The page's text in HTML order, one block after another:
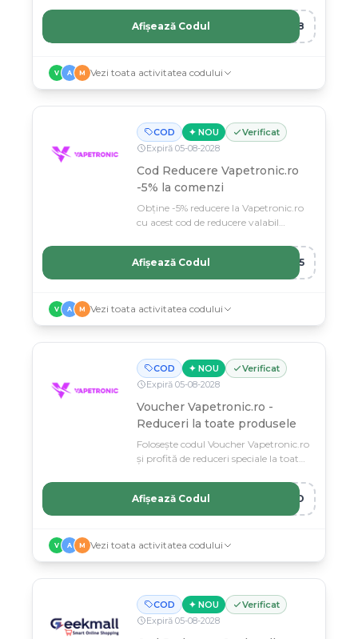
IA8
Afișează Codul
V A M Vezi toata activitatea codului
COD ✦ NOU
Verificat
Expiră 05-08-2028
Cod Reducere Vapetronic.ro
-5% la comenzi
Obține -5% reducere la Vapetronic.ro
cu acest cod de reducere valabil
ET5
Afișează Codul
V A M Vezi toata activitatea codului
COD ✦ NOU
Verificat
Expiră 05-08-2028
Voucher Vapetronic.ro -
Reduceri la toate produsele
Folosește codul Voucher Vapetronic.ro
și profită de reduceri speciale la toate
ERO
Afișează Codul
V A M Vezi toata activitatea codului
COD ✦ NOU
Verificat
Expiră 05-08-2028